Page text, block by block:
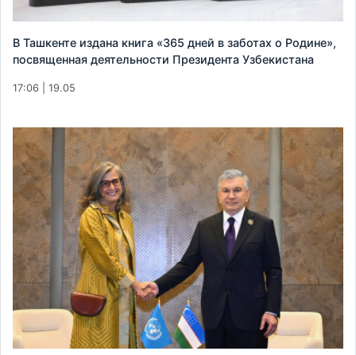
В Ташкенте издана книга «365 дней в заботах о Родине»,
посвященная деятельности Президента Узбекистана
17:06 | 19.05